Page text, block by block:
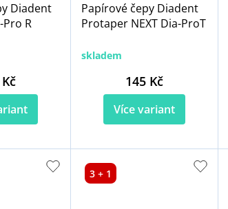
Diadent
R
Papírové čepy Diadent
Protaper NEXT Dia-ProT
skladem
145 Kč
Více variant
3 + 1